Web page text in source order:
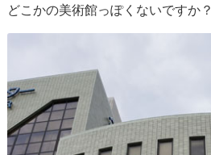
どこかの美術館っぽくないですか？